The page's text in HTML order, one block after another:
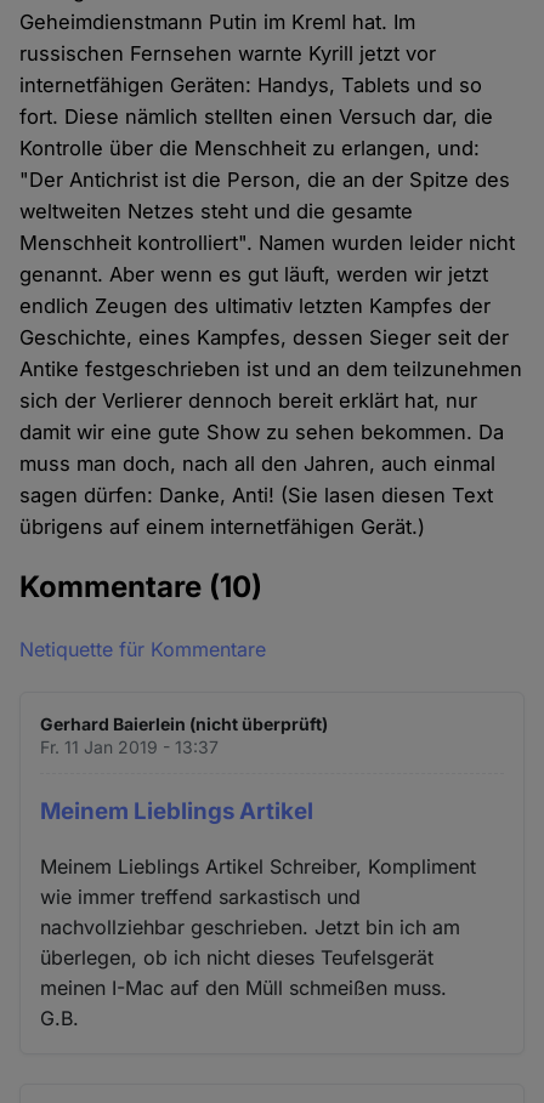
Geheimdienstmann Putin im Kreml hat. Im
russischen Fernsehen warnte Kyrill jetzt vor
internetfähigen Geräten: Handys, Tablets und so
fort. Diese nämlich stellten einen Versuch dar, die
Kontrolle über die Menschheit zu erlangen, und:
"Der Antichrist ist die Person, die an der Spitze des
weltweiten Netzes steht und die gesamte
Menschheit kontrolliert". Namen wurden leider nicht
genannt. Aber wenn es gut läuft, werden wir jetzt
endlich Zeugen des ultimativ letzten Kampfes der
Geschichte, eines Kampfes, dessen Sieger seit der
Antike festgeschrieben ist und an dem teilzunehmen
sich der Verlierer dennoch bereit erklärt hat, nur
damit wir eine gute Show zu sehen bekommen. Da
muss man doch, nach all den Jahren, auch einmal
sagen dürfen: Danke, Anti! (Sie lasen diesen Text
übrigens auf einem internetfähigen Gerät.)
Kommentare (10)
Netiquette für Kommentare
Gerhard Baierlein (nicht überprüft)
Fr. 11 Jan 2019 - 13:37
Meinem Lieblings Artikel
Meinem Lieblings Artikel Schreiber, Kompliment
wie immer treffend sarkastisch und
nachvollziehbar geschrieben. Jetzt bin ich am
überlegen, ob ich nicht dieses Teufelsgerät
meinen I-Mac auf den Müll schmeißen muss.
G.B.